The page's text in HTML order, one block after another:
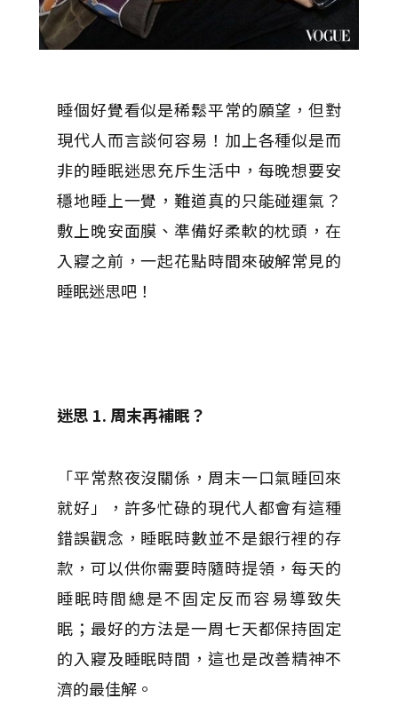
睡個好覺看似是稀鬆平常的願望，但對
現代人而言談何容易！加上各種似是而
非的睡眠迷思充斥生活中，每晚想要安
穩地睡上一覺，難道真的只能碰運氣？
敷上晚安面膜、準備好柔軟的枕頭，在
入寢之前，一起花點時間來破解常見的
睡眠迷思吧！
迷思 1.周末再補眠？
「平常熬夜沒關係，周末一口氣睡回來
就好」，許多忙碌的現代人都會有這種
錯誤觀念，睡眠時數並不是銀行裡的存
款，可以供你需要時隨時提領，每天的
睡眠時間總是不固定反而容易導致失
眠；最好的方法是一周七天都保持固定
的入寢及睡眠時間，這也是改善精神不
濟的最佳解。